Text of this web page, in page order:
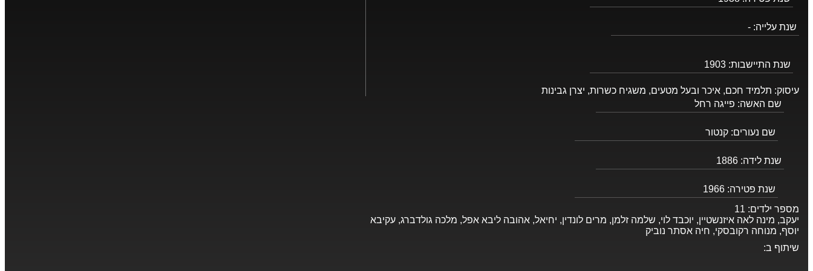
שנת עלייה: -
שנת התיישבות: 1903
עיסוק: תלמיד חכם, איכר ובעל מטעים, משגיח כשרות, יצרן גבינות
שם האשה: פייגה רחל
שם נעורים: קנטור
שנת לידה: 1886
שנת פטירה: 1966
מספר ילדים: 11
יעקב, מינה לאה איזנשטיין, יוכבד לוי, שלמה זלמן, מרים לונדין, יחיאל, אהובה ליבא אפל, מלכה גולדברג, עקיבא
יוסף, מנוחה רקובסקי, חיה אסתר נוביק
שיתוף ב: